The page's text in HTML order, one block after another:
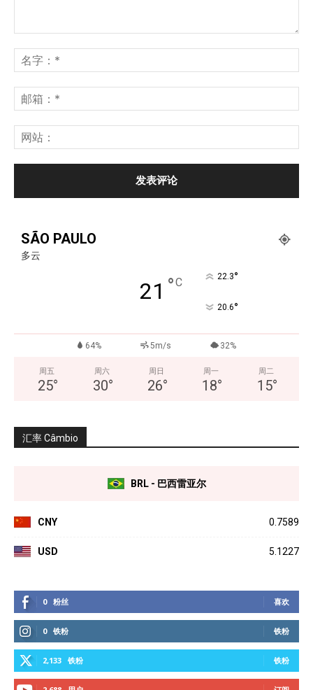
SÃO PAULO
多云
21 °C 22.3°
20.6°
64% 5m/s 32%
周五
25°
周六
30°
周日
26°
周一
18°
周二
15°
汇率 Câmbio
BRL - 巴西雷亚尔
CNY 0.7589
USD 5.1227
0 粉丝 喜欢
0 铁粉 铁粉
2,133 铁粉 铁粉